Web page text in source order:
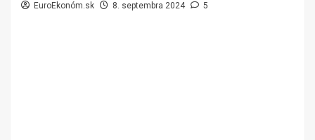
EuroEkonóm.sk 8. septembra 2024 5